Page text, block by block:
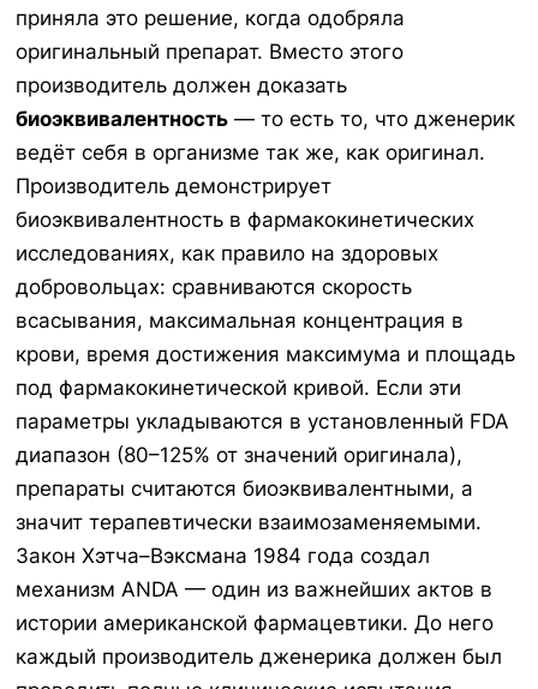
приняла это решение, когда одобряла
оригинальный препарат. Вместо этого
производитель должен доказать
биоэквивалентность — то есть то, что дженерик
ведёт себя в организме так же, как оригинал.
Производитель демонстрирует
биоэквивалентность в фармакокинетических
исследованиях, как правило на здоровых
добровольцах: сравниваются скорость
всасывания, максимальная концентрация в
крови, время достижения максимума и площадь
под фармакокинетической кривой. Если эти
параметры укладываются в установленный FDA
диапазон (80–125% от значений оригинала),
препараты считаются биоэквивалентными, а
значит терапевтически взаимозаменяемыми.
Закон Хэтча–Вэксмана 1984 года создал
механизм ANDA — один из важнейших актов в
истории американской фармацевтики. До него
каждый производитель дженерика должен был